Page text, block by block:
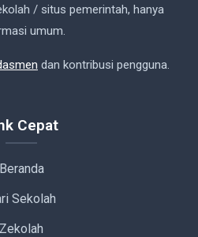
/ situs pemerintah, hanya
umum.
dan kontribusi pengguna.
Cepat
Beranda
Sekolah
Zekolah